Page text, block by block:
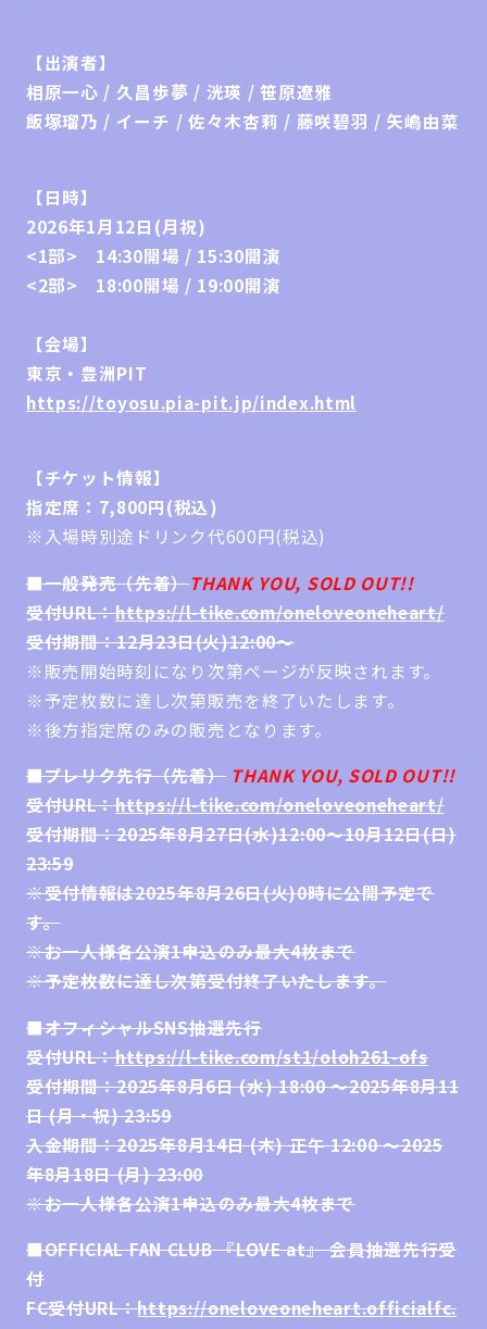
【出演者】
相原一心 / 久昌歩夢 / 洸瑛 / 笹原遼雅
飯塚瑠乃 / イーチ / 佐々木杏莉 / 藤咲碧羽 / 矢嶋由菜
【日時】
2026年1月12日(月祝)
<1部> 14:30開場 / 15:30開演
<2部> 18:00開場 / 19:00開演
【会場】
東京・豊洲PIT
https://toyosu.pia-pit.jp/index.html
【チケット情報】
指定席：7,800円(税込)
※入場時別途ドリンク代600円(税込)
■一般発売（先着）THANK YOU, SOLD OUT!!
受付URL：https://l-tike.com/oneloveoneheart/
受付期間：12月23日(火)12:00～
※販売開始時刻になり次第ページが反映されます。
※予定枚数に達し次第販売を終了いたします。
※後方指定席のみの販売となります。
■プレリク先行（先着） THANK YOU, SOLD OUT!!
受付URL：https://l-tike.com/oneloveoneheart/
受付期間：2025年8月27日(水)12:00～10月12日(日)
23:59
※受付情報は2025年8月26日(火)0時に公開予定で
す。
※お一人様各公演1申込のみ最大4枚まで
※予定枚数に達し次第受付終了いたします。
■オフィシャルSNS抽選先行
受付URL：https://l-tike.com/st1/oloh261-ofs
受付期間：2025年8月6日 (水) 18:00 ～2025年8月11
日 (月・祝) 23:59
入金期間：2025年8月14日 (木) 正午 12:00 ～2025
年8月18日 (月) 23:00
※お一人様各公演1申込のみ最大4枚まで
■OFFICIAL FAN CLUB 『LOVE at』 会員抽選先行受
付
FC受付URL：https://oneloveoneheart.officialfc.